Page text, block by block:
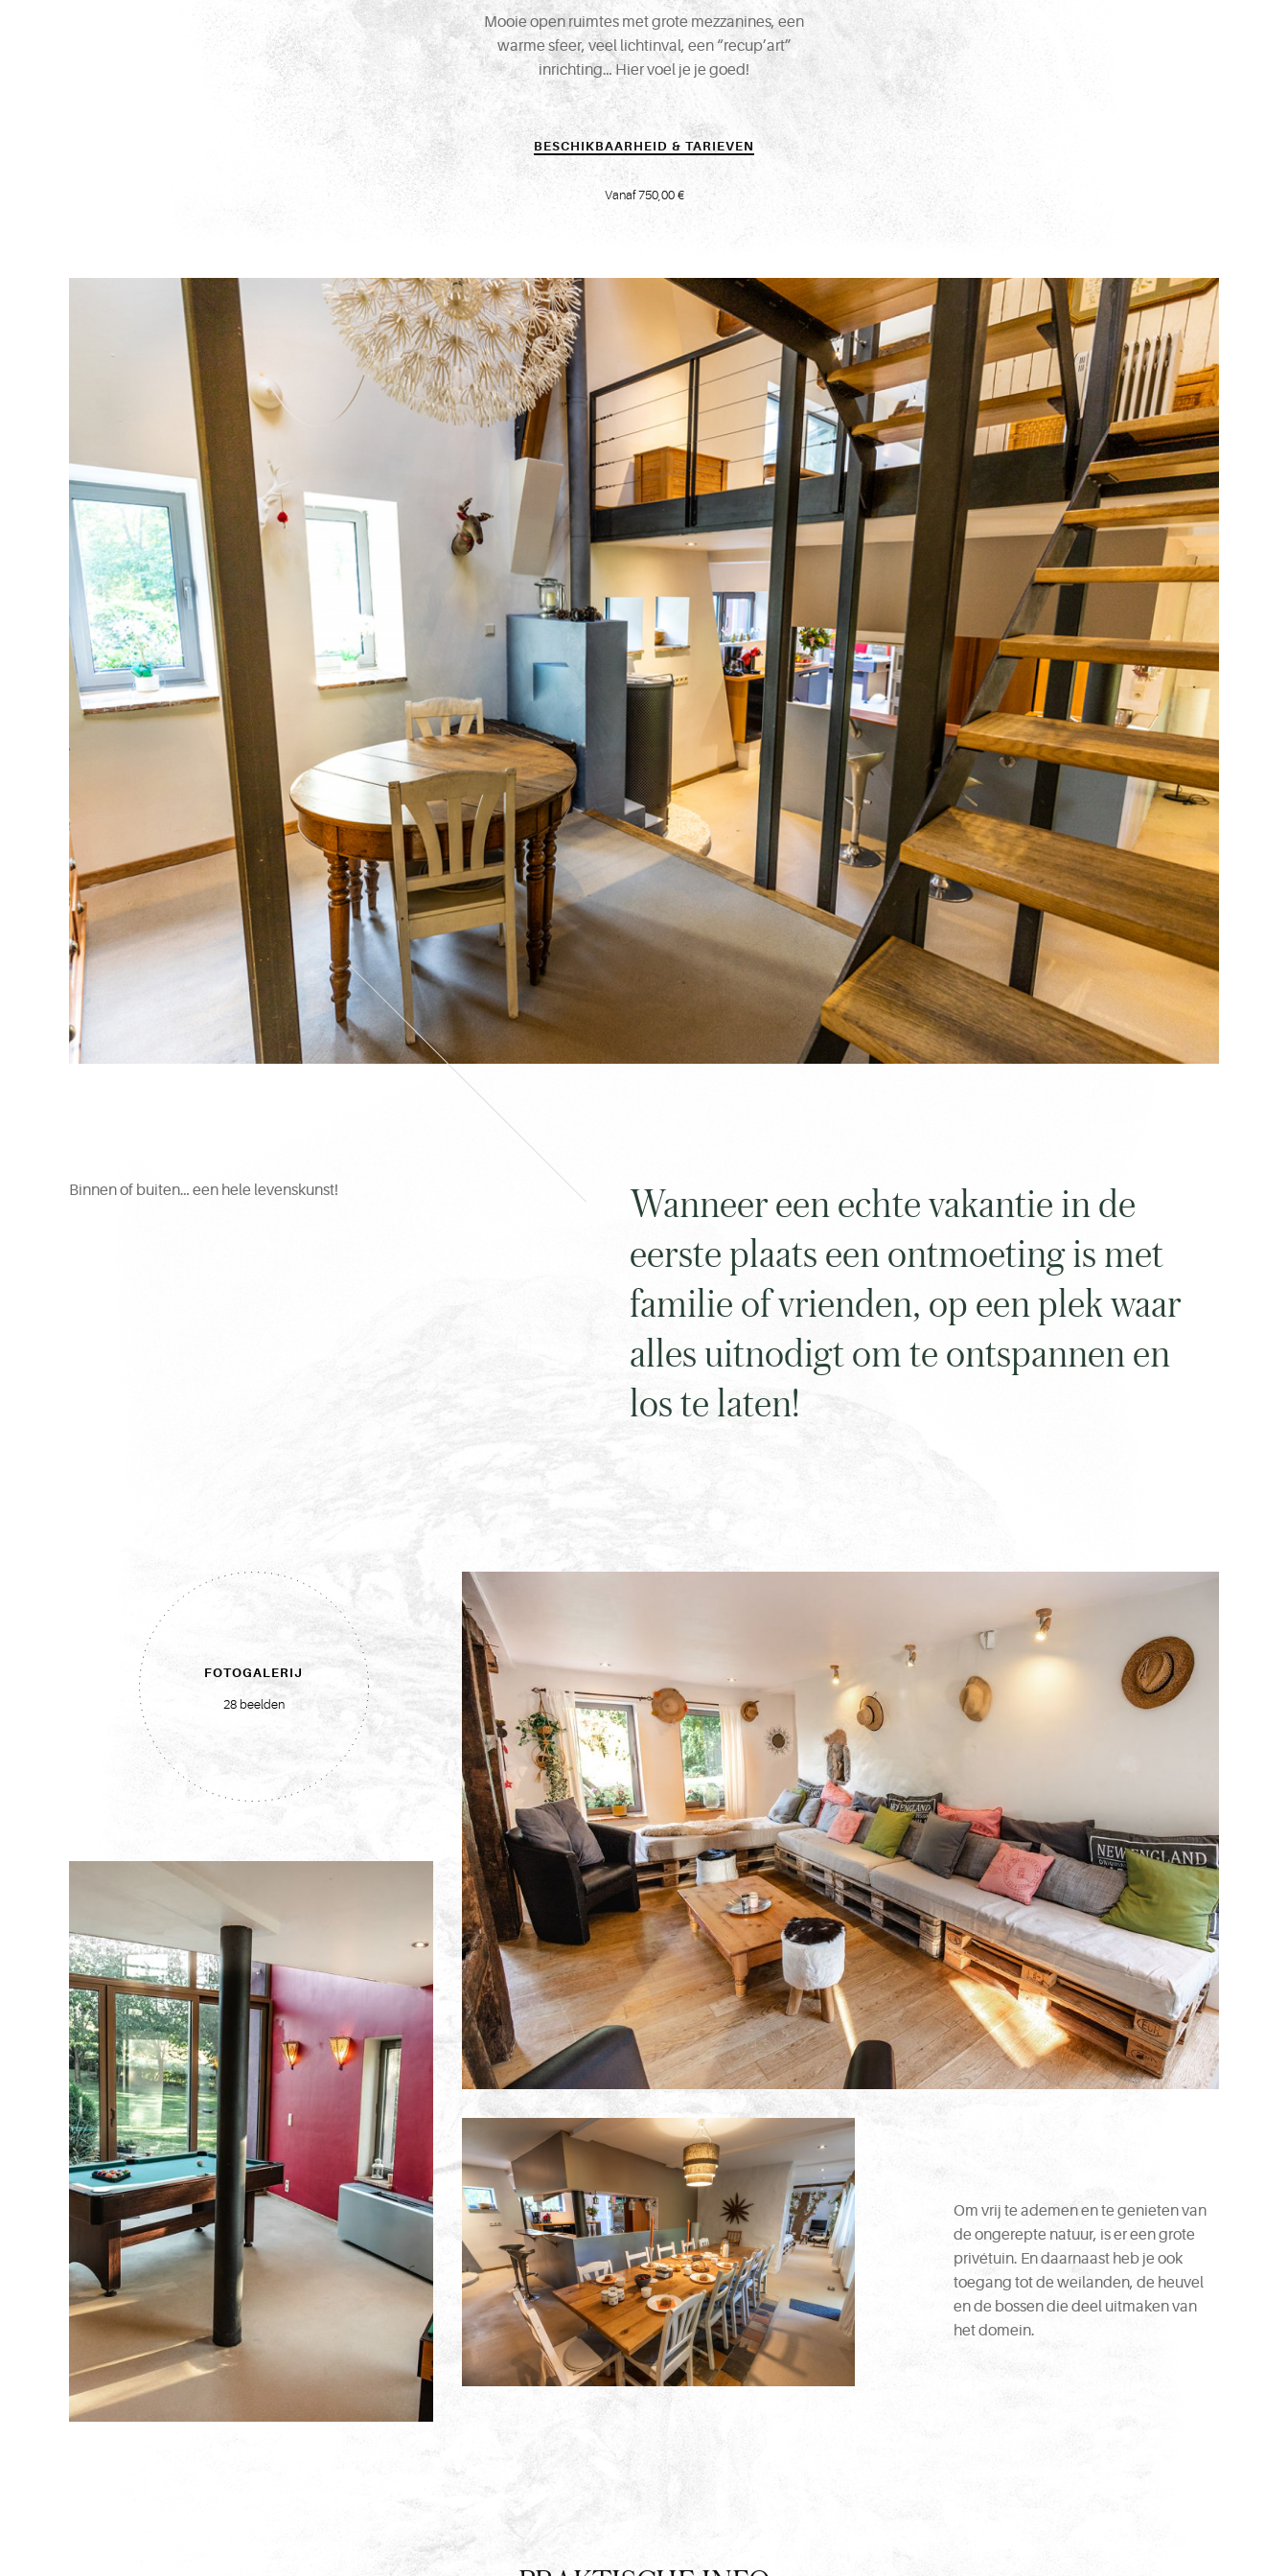
Mooie open ruimtes met grote mezzanines, een
warme sfeer, veel lichtinval, een “recup’art”
inrichting… Hier voel je je goed!
BESCHIKBAARHEID & TARIEVEN
Vanaf 750,00 €
Wanneer een echte vakantie in de
eerste plaats een ontmoeting is met
familie of vrienden, op een plek waar
alles uitnodigt om te ontspannen en
los te laten!
Binnen of buiten… een hele levenskunst!
FOTOGALERIJ
28 beelden
Om vrij te ademen en te genieten van
de ongerepte natuur, is er een grote
privétuin. En daarnaast heb je ook
toegang tot de weilanden, de heuvel
en de bossen die deel uitmaken van
het domein.